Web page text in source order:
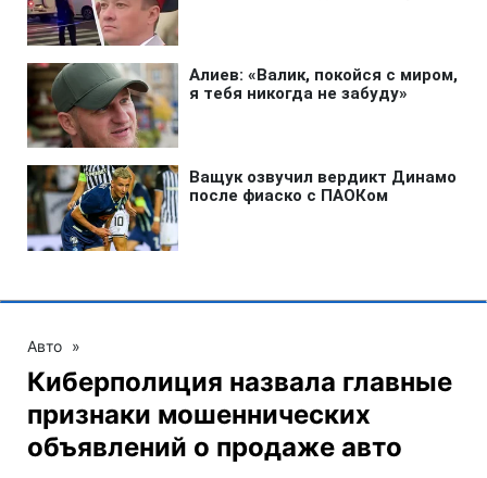
Авто »
Киберполиция назвала главные
признаки мошеннических
объявлений о продаже авто